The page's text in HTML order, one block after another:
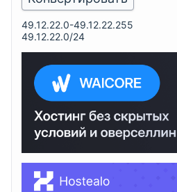
49.12.22.0-49.12.22.255
49.12.22.0/24